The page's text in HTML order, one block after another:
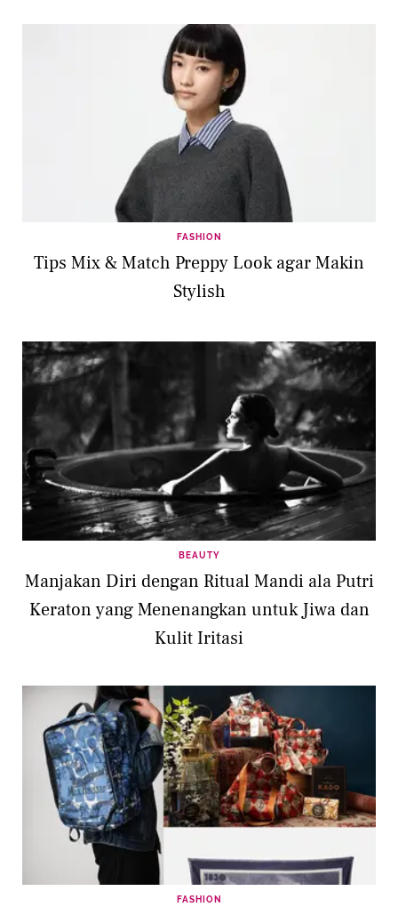
FASHION
Tips Mix & Match Preppy Look agar Makin
Stylish
BEAUTY
Manjakan Diri dengan Ritual Mandi ala Putri
Keraton yang Menenangkan untuk Jiwa dan
Kulit Iritasi
FASHION